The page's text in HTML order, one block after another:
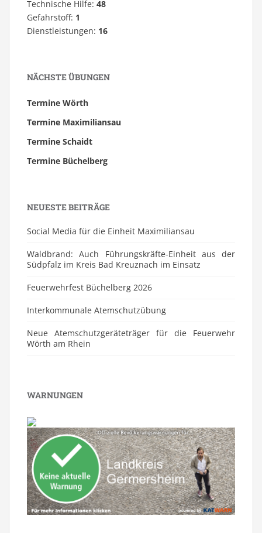
Technische Hilfe: 48
Gefahrstoff: 1
Dienstleistungen: 16
NÄCHSTE ÜBUNGEN
Termine Wörth
Termine Maximiliansau
Termine Schaidt
Termine Büchelberg
NEUESTE BEITRÄGE
Social Media für die Einheit Maximiliansau
Waldbrand: Auch Führungskräfte-Einheit aus der
Südpfalz im Kreis Bad Kreuznach im Einsatz
Feuerwehrfest Büchelberg 2026
⁠Interkommunale Atemschutzübung
Neue Atemschutzgeräteträger für die Feuerwehr
Wörth am Rhein
WARNUNGEN